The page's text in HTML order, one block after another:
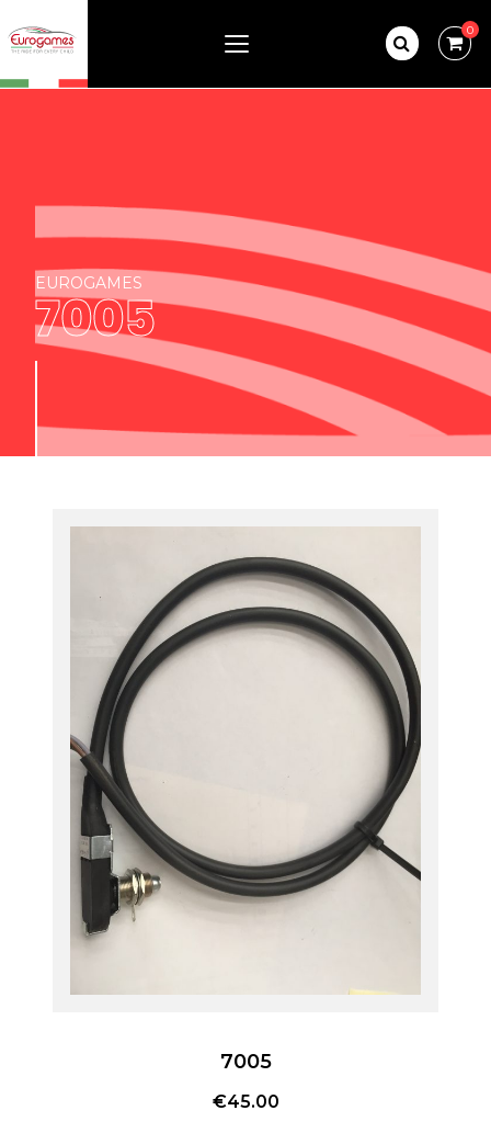
0
EUROGAMES
7005
7005
€45.00